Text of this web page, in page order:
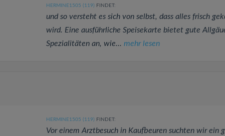
HERMINE1505 (119) FINDET:
und so versteht es sich von selbst, dass alles frisch
wird. Eine ausführliche Speisekarte bietet gute
Spezialitäten an, wie... mehr lesen
HERMINE1505 (119) FINDET:
Vor einem Arztbesuch in Kaufbeuren suchten wir ein